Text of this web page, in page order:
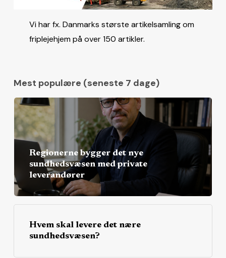
Vi har fx. Danmarks største artikelsamling om
friplejehjem på over 150 artikler.
Mest populære (seneste 7 dage)
Regionerne bygger det nye
sundhedsvæsen med private
leverandører
Hvem skal levere det nære
sundhedsvæsen?